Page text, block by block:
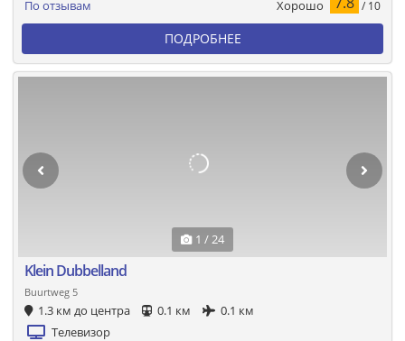
По отзывам Хорошо / 10
ПОДРОБНЕЕ
1 / 24
Klein Dubbelland
Buurtweg 5
1.3 км до центра 0.1 км
0.1 км
Телевизор